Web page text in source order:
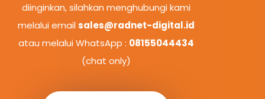
diinginkan, silahkan menghubungi kami
melalui email sales@radnet-digital.id
atau melalui WhatsApp : 08155044434
(chat only)